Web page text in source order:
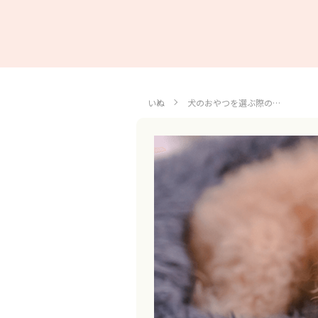
いぬ 犬のおやつを選ぶ際の…